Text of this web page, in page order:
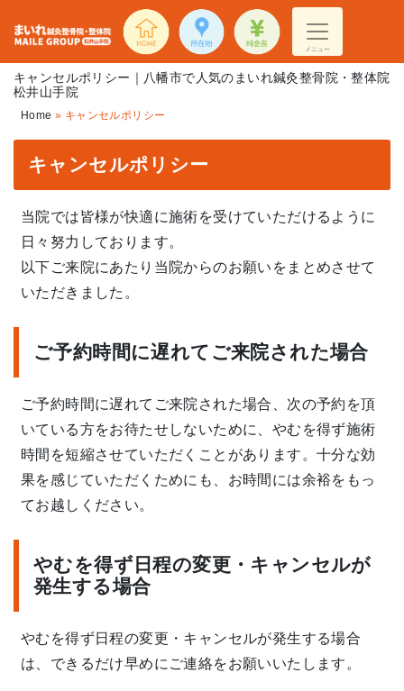
メニュー
キャンセルポリシー｜八幡市で人気のまいれ鍼灸整骨院・整体院
松井山手院
Home » キャンセルポリシー
キャンセルポリシー
当院では皆様が快適に施術を受けていただけるように
日々努力しております。
以下ご来院にあたり当院からのお願いをまとめさせて
いただきました。
ご予約時間に遅れてご来院された場合
ご予約時間に遅れてご来院された場合、次の予約を頂
いている方をお待たせしないために、やむを得ず施術
時間を短縮させていただくことがあります。十分な効
果を感じていただくためにも、お時間には余裕をもっ
てお越しください。
やむを得ず日程の変更・キャンセルが
発生する場合
やむを得ず日程の変更・キャンセルが発生する場合
は、できるだけ早めにご連絡をお願いいたします。